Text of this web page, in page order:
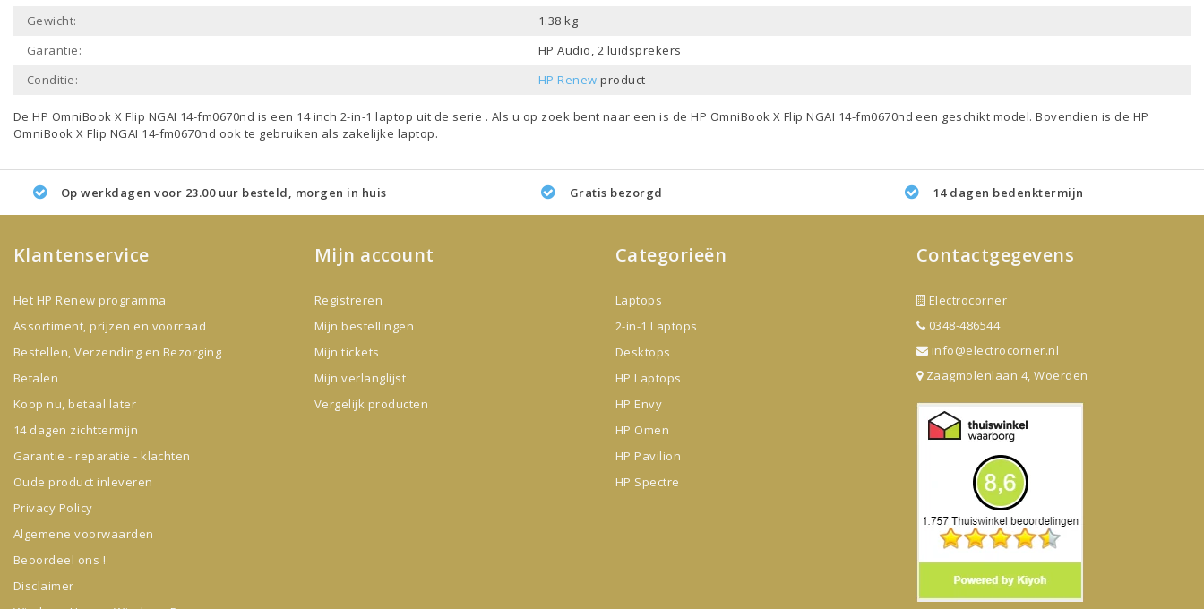
Gewicht:
1.38 kg
Garantie:
HP Audio, 2 luidsprekers
Conditie:
HP Renew product
De HP OmniBook X Flip NGAI 14-fm0670nd is een 14 inch 2-in-1 laptop uit de serie . Als u op zoek bent naar een is de HP OmniBook X Flip NGAI 14-fm0670nd een geschikt model. Bovendien is de HP
OmniBook X Flip NGAI 14-fm0670nd ook te gebruiken als zakelijke laptop.
Op werkdagen voor 23.00 uur besteld, morgen in huis Gratis bezorgd 14 dagen bedenktermijn
Klantenservice
Het HP Renew programma
Assortiment, prijzen en voorraad
Bestellen, Verzending en Bezorging
Betalen
Koop nu, betaal later
14 dagen zichttermijn
Garantie - reparatie - klachten
Oude product inleveren
Privacy Policy
Algemene voorwaarden
Beoordeel ons !
Disclaimer
Mijn account
Registreren
Mijn bestellingen
Mijn tickets
Mijn verlanglijst
Vergelijk producten
Categorieën
Laptops
2-in-1 Laptops
Desktops
HP Laptops
HP Envy
HP Omen
HP Pavilion
HP Spectre
Contactgegevens
Electrocorner
0348-486544
info@electrocorner.nl
Zaagmolenlaan 4, Woerden